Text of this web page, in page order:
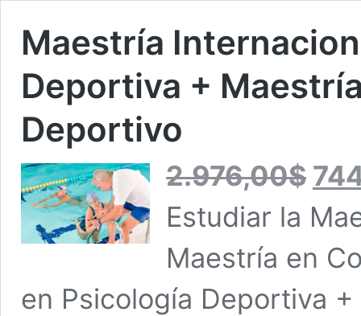
Maestría
Deportiva +
Deportivo
2.976,00$ El
precio
era:
Estudiar la
Maestría en
en Psicología Deportiva